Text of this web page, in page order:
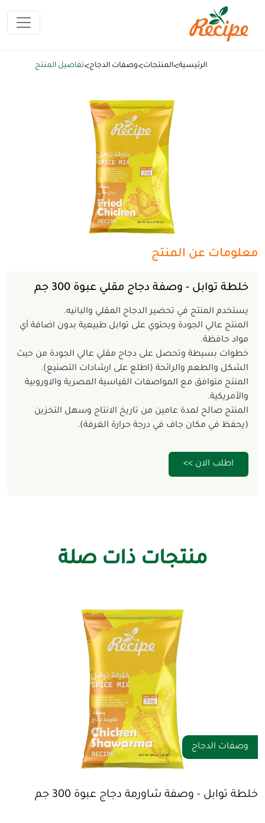
الرئيسية>المنتجات>وصفات الدجاج>تفاصيل المنتج
معلومات عن المنتج
خلطة توابل - وصفة دجاج مقلي عبوة 300 جم
يستخدم المنتج في تحضير الدجاج المقلي والبانيه.
المنتج عالي الجودة ويحتوي على توابل طبيعية بدون اضافة أي
مواد حافظة.
خطوات بسيطة وتحصل على دجاج مقلي عالي الجودة من حيث
الشكل والطعم والرائحة (اطلع على ارشادات التصنيع).
المنتج متوافق مع المواصفات القياسية المصرية والاوروبية
والأمريكية.
المنتج صالح لمدة عامين من تاريخ الانتاج وسهل التخزين
(يحفظ في مكان جاف في درجة حرارة الغرفة).
اطلب الان >>
منتجات ذات صلة
وصفات الدجاج
خلطة توابل - وصفة شاورمة دجاج عبوة 300 جم